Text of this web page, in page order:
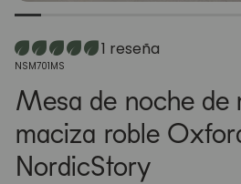
1 reseña
SKU:
NSM701MS
Mesa de noche de
maciza roble
NordicStory